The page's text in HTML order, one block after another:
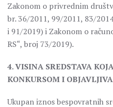
Zakonom o privrednim
br. 36/2011, 99/2011, 83/
i 91/2019) i Zakonom o
RS“, broj 73/2019).
4. VISINA SREDSTAVA
KONKURSOM I
Ukupan iznos bespovratnih